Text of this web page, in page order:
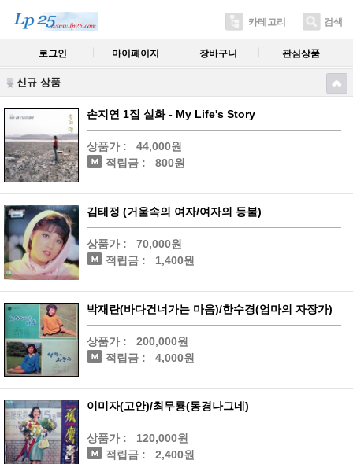
카테고리 검색
로그인 마이페이지 장바구니 관심상품
신규 상품
손지연 1집 실화 - My Life's Story
상품가 :
44,000원
적립금 :
800원
김태정 (거울속의 여자/여자의 등불)
상품가 :
70,000원
적립금 :
1,400원
박재란(바다건너가는 마음)/한수경(엄마의 자장가)
상품가 :
200,000원
적립금 :
4,000원
이미자(고안)/최무룡(동경나그네)
상품가 :
120,000원
적립금 :
2,400원